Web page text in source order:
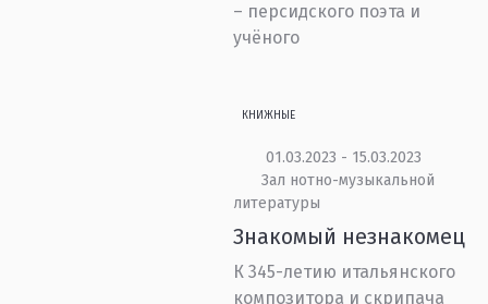
– персидского поэта и
учёного
КНИЖНЫЕ
01.03.2023 - 15.03.2023
Зал нотно-музыкальной
литературы
Знакомый незнакомец
К 345-летию итальянского
композитора и скрипача